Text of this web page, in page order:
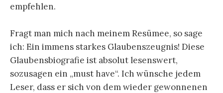
empfehlen.
Fragt man mich nach meinem Resümee, so sage
ich: Ein immens starkes Glaubenszeugnis! Diese
Glaubensbiografie ist absolut lesenswert,
sozusagen ein „must have“. Ich wünsche jedem
Leser, dass er sich von dem wieder gewonnenen